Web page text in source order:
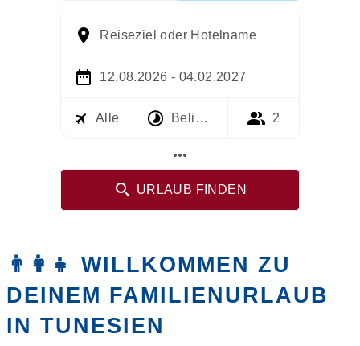
Reiseziel oder Hotelname
12.08.2026 - 04.02.2027
Alle Beliebig 2
more_horiz
URLAUB FINDEN
👨‍👩‍👧 WILLKOMMEN ZU
DEINEM FAMILIENURLAUB
IN TUNESIEN